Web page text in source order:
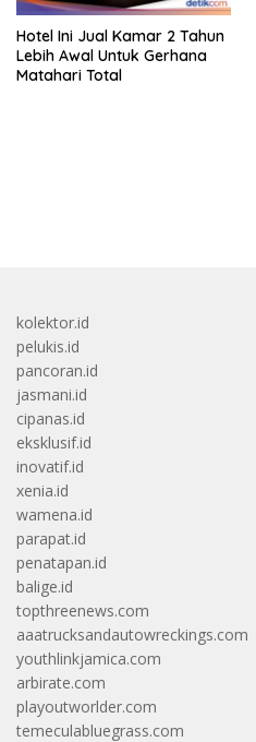
Hotel Ini Jual Kamar 2 Tahun
Lebih Awal Untuk Gerhana
Matahari Total
kolektor.id
pelukis.id
pancoran.id
jasmani.id
cipanas.id
eksklusif.id
inovatif.id
xenia.id
wamena.id
parapat.id
penatapan.id
balige.id
topthreenews.com
aaatrucksandautowreckings.com
youthlinkjamica.com
arbirate.com
playoutworlder.com
temeculabluegrass.com